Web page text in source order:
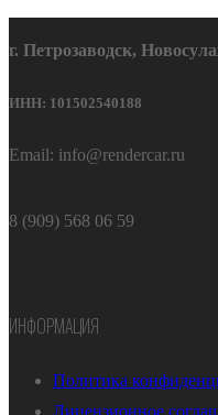
г. Петрозаводск,
ИНН: 101502540188
Email: info@rendercar.ru
8 (909) 568 06 59
ИНФОРМАЦИЯ
Политика
Лицензионное